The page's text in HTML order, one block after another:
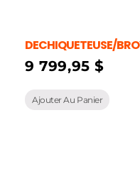
DECHIQUETEUSE/
9 799,95$
Ajouter Au Panier